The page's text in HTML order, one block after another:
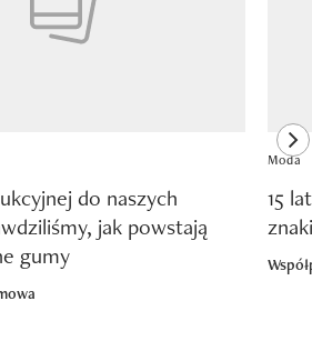
do naszych
jak powstają
gumy
Moda
15